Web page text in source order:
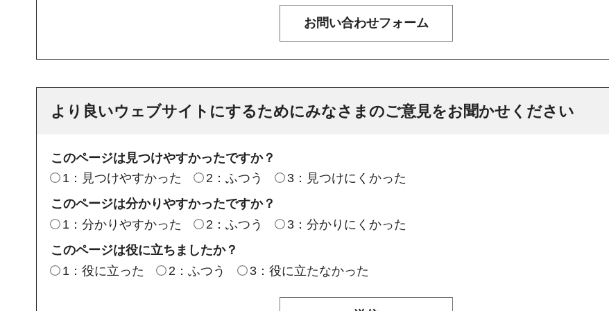
より良いウェブサイトにするためにみなさまのご意見をお聞かせください
このページは見つけやすかったですか？
1：見つけやすかった
2：ふつう
3：見つけにくかった
このページは分かりやすかったですか？
1：分かりやすかった
2：ふつう
3：分かりにくかった
このページは役に立ちましたか？
1：役に立った
2：ふつう 3：役に立たなかった